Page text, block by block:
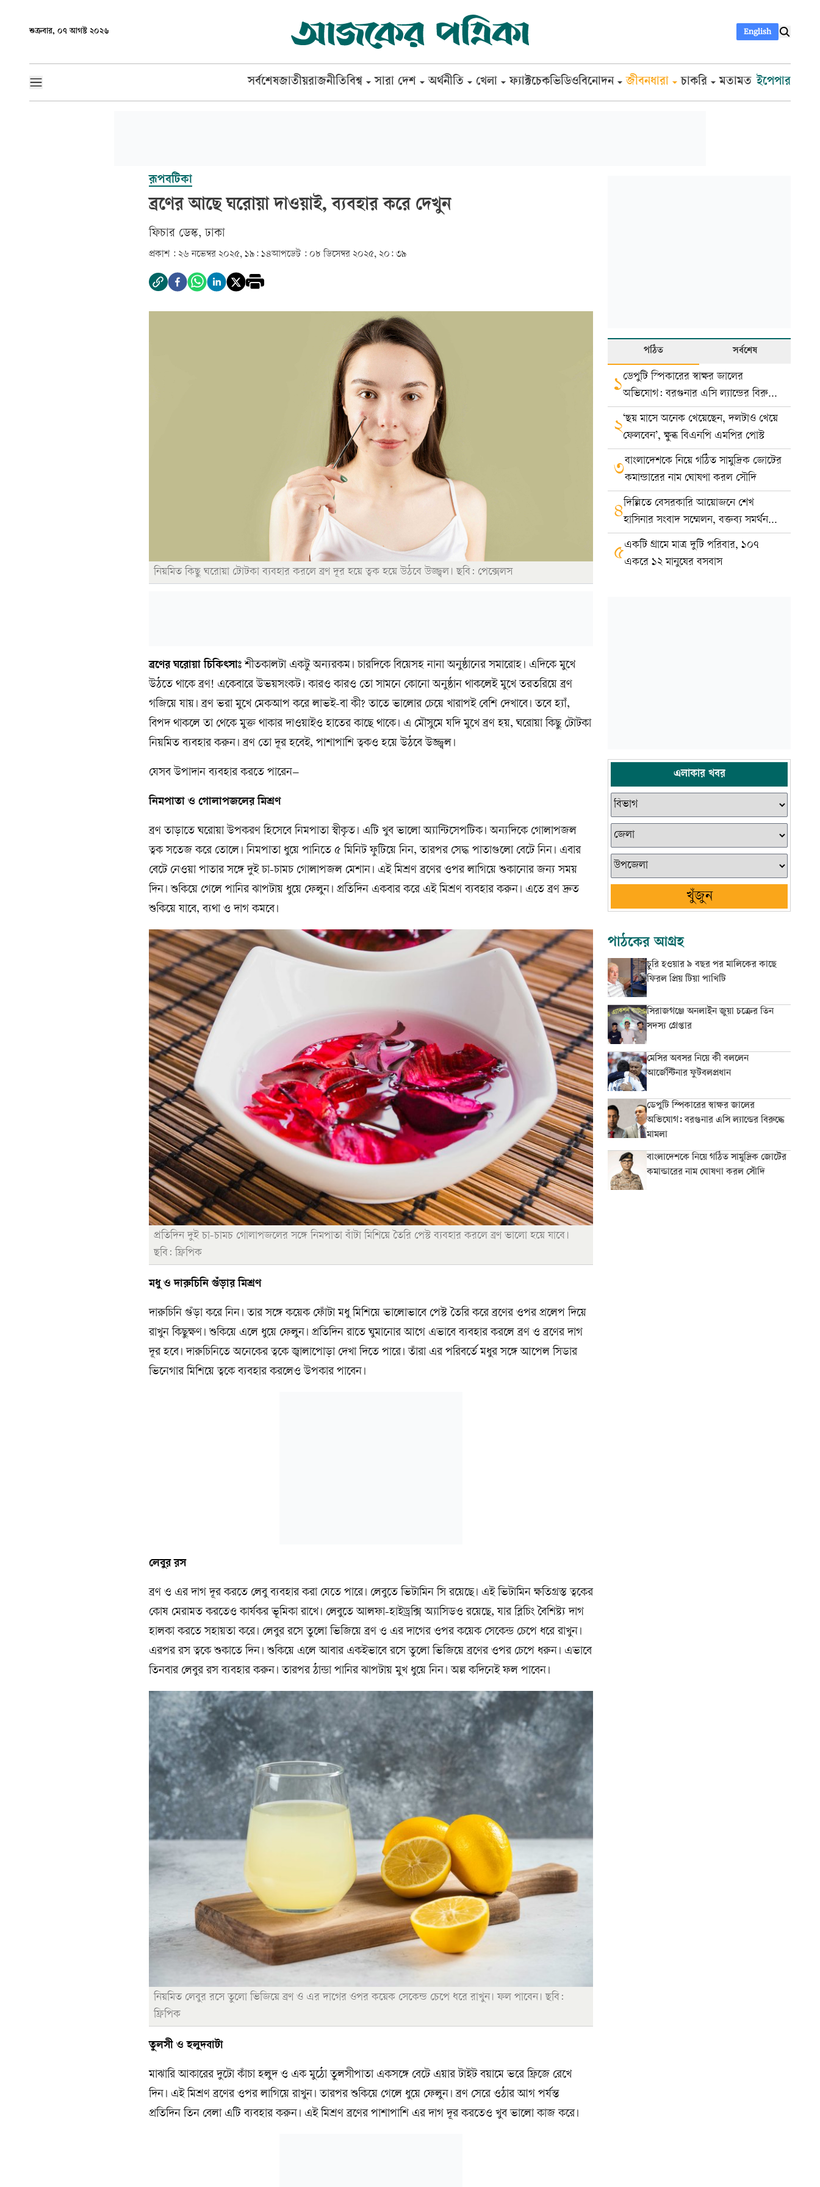
শুক্রবার, ০৭ আগস্ট ২০২৬ English
সর্বশেষজাতীয়রাজনীতিবিশ্ব সারা দেশ অর্থনীতি খেলা ফ্যাক্টচেকভিডিওবিনোদন জীবনধারা চাকরি মতামত ইপেপার
রূপবটিকা
ব্রণের আছে ঘরোয়া দাওয়াই, ব্যবহার করে দেখুন
ফিচার ডেস্ক, ঢাকা
প্রকাশ : ২৬ নভেম্বর ২০২৫, ১৯: ১৪আপডেট : ০৮ ডিসেম্বর ২০২৫, ২০: ৩৯
নিয়মিত কিছু ঘরোয়া টোটকা ব্যবহার করলে ব্রণ দূর হয়ে ত্বক হয়ে উঠবে উজ্জ্বল। ছবি: পেক্সেলস
ব্রণের ঘরোয়া চিকিৎসাঃশীতকালটা একটু অন্যরকম। চারদিকে বিয়েসহ নানা অনুষ্ঠানের সমারোহ। এদিকে মুখে
উঠতে থাকে ব্রণ! একেবারে উভয়সংকট। কারও কারও তো সামনে কোনো অনুষ্ঠান থাকলেই মুখে তরতরিয়ে ব্রণ
গজিয়ে যায়। ব্রণ ভরা মুখে মেকআপ করে লাভই-বা কী? তাতে ভালোর চেয়ে খারাপই বেশি দেখাবে। তবে হ্যাঁ,
বিপদ থাকলে তা থেকে মুক্ত থাকার দাওয়াইও হাতের কাছে থাকে। এ মৌসুমে যদি মুখে ব্রণ হয়, ঘরোয়া কিছু টোটকা
নিয়মিত ব্যবহার করুন। ব্রণ তো দূর হবেই, পাশাপাশি ত্বকও হয়ে উঠবে উজ্জ্বল।
যেসব উপাদান ব্যবহার করতে পারেন–
নিমপাতা ও গোলাপজলের মিশ্রণ
ব্রণ তাড়াতে ঘরোয়া উপকরণ হিসেবে নিমপাতা স্বীকৃত। এটি খুব ভালো অ্যান্টিসেপটিক। অন্যদিকে গোলাপজল
ত্বক সতেজ করে তোলে। নিমপাতা ধুয়ে পানিতে ৫ মিনিট ফুটিয়ে নিন, তারপর সেদ্ধ পাতাগুলো বেটে নিন। এবার
বেটে নেওয়া পাতার সঙ্গে দুই চা-চামচ গোলাপজল মেশান। এই মিশ্রণ ব্রণের ওপর লাগিয়ে শুকানোর জন্য সময়
দিন। শুকিয়ে গেলে পানির ঝাপটায় ধুয়ে ফেলুন। প্রতিদিন একবার করে এই মিশ্রণ ব্যবহার করুন। এতে ব্রণ দ্রুত
শুকিয়ে যাবে, ব্যথা ও দাগ কমবে।
প্রতিদিন দুই চা-চামচ গোলাপজলের সঙ্গে নিমপাতা বাঁটা মিশিয়ে তৈরি পেস্ট ব্যবহার করলে ব্রণ ভালো হয়ে যাবে।
ছবি: ফ্রিপিক
মধু ও দারুচিনি গুঁড়ার মিশ্রণ
দারুচিনি গুঁড়া করে নিন। তার সঙ্গে কয়েক ফোঁটা মধু মিশিয়ে ভালোভাবে পেস্ট তৈরি করে ব্রণের ওপর প্রলেপ দিয়ে
রাখুন কিছুক্ষণ। শুকিয়ে এলে ধুয়ে ফেলুন। প্রতিদিন রাতে ঘুমানোর আগে এভাবে ব্যবহার করলে ব্রণ ও ব্রণের দাগ
দূর হবে। দারুচিনিতে অনেকের ত্বকে জ্বালাপোড়া দেখা দিতে পারে। তাঁরা এর পরিবর্তে মধুর সঙ্গে আপেল সিডার
ভিনেগার মিশিয়ে ত্বকে ব্যবহার করলেও উপকার পাবেন।
লেবুর রস
ব্রণ ও এর দাগ দূর করতে লেবু ব্যবহার করা যেতে পারে। লেবুতে ভিটামিন সি রয়েছে। এই ভিটামিন ক্ষতিগ্রস্ত ত্বকের
কোষ মেরামত করতেও কার্যকর ভূমিকা রাখে। লেবুতে আলফা-হাইড্রক্সি অ্যাসিডও রয়েছে, যার ব্লিচিং বৈশিষ্ট্য দাগ
হালকা করতে সহায়তা করে। লেবুর রসে তুলো ভিজিয়ে ব্রণ ও এর দাগের ওপর কয়েক সেকেন্ড চেপে ধরে রাখুন।
এরপর রস ত্বকে শুকাতে দিন। শুকিয়ে এলে আবার একইভাবে রসে তুলো ভিজিয়ে ব্রণের ওপর চেপে ধরুন। এভাবে
তিনবার লেবুর রস ব্যবহার করুন। তারপর ঠান্ডা পানির ঝাপটায় মুখ ধুয়ে নিন। অল্প কদিনেই ফল পাবেন।
নিয়মিত লেবুর রসে তুলো ভিজিয়ে ব্রণ ও এর দাগের ওপর কয়েক সেকেন্ড চেপে ধরে রাখুন। ফল পাবেন। ছবি:
ফ্রিপিক
তুলসী ও হলুদবাটা
মাঝারি আকারের দুটো কাঁচা হলুদ ও এক মুঠো তুলসীপাতা একসঙ্গে বেটে এয়ার টাইট বয়ামে ভরে ফ্রিজে রেখে
দিন। এই মিশ্রণ ব্রণের ওপর লাগিয়ে রাখুন। তারপর শুকিয়ে গেলে ধুয়ে ফেলুন। ব্রণ সেরে ওঠার আগ পর্যন্ত
প্রতিদিন তিন বেলা এটি ব্যবহার করুন। এই মিশ্রণ ব্রণের পাশাপাশি এর দাগ দূর করতেও খুব ভালো কাজ করে।
পঠিত সর্বশেষ
১ডেপুটি স্পিকারের স্বাক্ষর জালের
অভিযোগ: বরগুনার এসি ল্যান্ডের বিরুদ্ধে
মামলা
২‘ছয় মাসে অনেক খেয়েছেন, দলটাও খেয়ে
ফেলবেন’, ক্ষুব্ধ বিএনপি এমপির পোস্ট
৩বাংলাদেশকে নিয়ে গঠিত সামুদ্রিক জোটের
কমান্ডারের নাম ঘোষণা করল সৌদি
৪দিল্লিতে বেসরকারি আয়োজনে শেখ
হাসিনার সংবাদ সম্মেলন, বক্তব্য সমর্থন
করে না সরকার: ভারত
৫একটি গ্রামে মাত্র দুটি পরিবার, ১০৭
একরে ১২ মানুষের বসবাস
এলাকার খবর
খুঁজুন
পাঠকের আগ্রহ
চুরি হওয়ার ৯ বছর পর মালিকের কাছে
ফিরল প্রিয় টিয়া পাখিটি
সিরাজগঞ্জে অনলাইন জুয়া চক্রের তিন
সদস্য গ্রেপ্তার
মেসির অবসর নিয়ে কী বললেন
আর্জেন্টিনার ফুটবলপ্রধান
ডেপুটি স্পিকারের স্বাক্ষর জালের
অভিযোগ: বরগুনার এসি ল্যান্ডের বিরুদ্ধে
মামলা
বাংলাদেশকে নিয়ে গঠিত সামুদ্রিক জোটের
কমান্ডারের নাম ঘোষণা করল সৌদি